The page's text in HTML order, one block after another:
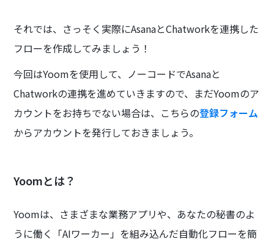
それでは、さっそく実際にAsanaとChatworkを連携した
フローを作成してみましょう！
今回はYoomを使用して、ノーコードでAsanaと
Chatworkの連携を進めていきますので、まだYoomのア
カウントをお持ちでない場合は、こちらの登録フォーム
からアカウントを発行しておきましょう。
Yoomとは？
Yoomは、さまざまな業務アプリや、あなたの秘書のよ
うに働く「AIワーカー」を組み込んだ自動化フローを簡